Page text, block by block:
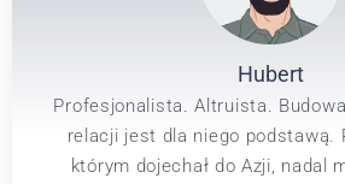
Hubert
Profesjonalista. Altruista.
relacji jest dla niego podstawą.
którym dojechał do Azji, nadal